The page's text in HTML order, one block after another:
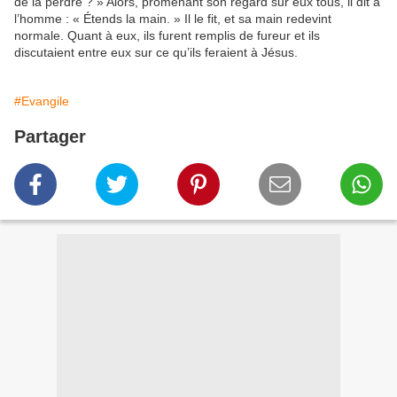
l’homme : « Étends la main. » Il le fit, et sa main redevint
normale. Quant à eux, ils furent remplis de fureur et ils
discutaient entre eux sur ce qu’ils feraient à Jésus.
#Evangile
Partager